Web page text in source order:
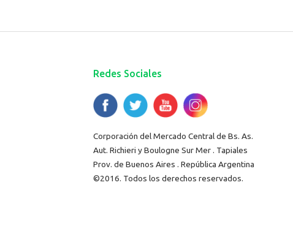
Redes Sociales
Corporación del Mercado Central de Bs. As.
Aut. Richieri y Boulogne Sur Mer . Tapiales
Prov. de Buenos Aires . República Argentina
©2016. Todos los derechos reservados.